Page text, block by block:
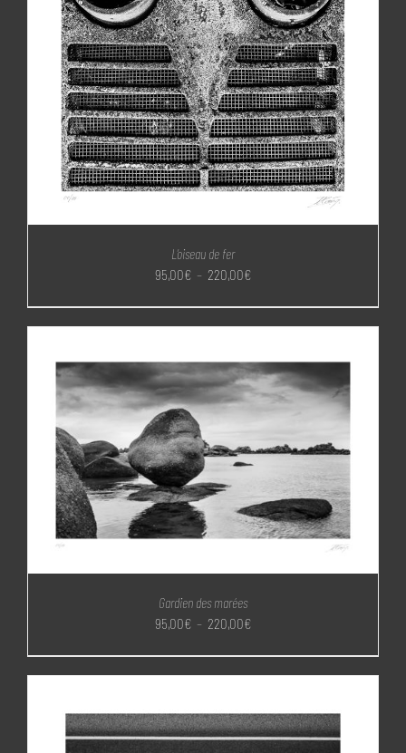
L’oiseau de fer
95,00€ – 220,00€
prix :
220,00€
Gardien des marées
95,00€ – 220,00€
220,00€